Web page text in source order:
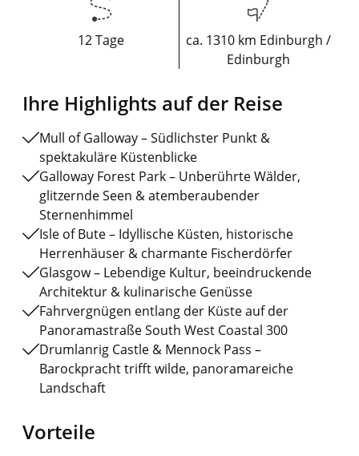
12 Tage
ca. 1310 km Edinburgh /
Edinburgh
Ihre Highlights auf der Reise
Mull of Galloway – Südlichster Punkt &
spektakuläre Küstenblicke
Galloway Forest Park – Unberührte Wälder,
glitzernde Seen & atemberaubender
Sternenhimmel
Isle of Bute – Idyllische Küsten, historische
Herrenhäuser & charmante Fischerdörfer
Glasgow – Lebendige Kultur, beeindruckende
Architektur & kulinarische Genüsse
Fahrvergnügen entlang der Küste auf der
Panoramastraße South West Coastal 300
Drumlanrig Castle & Mennock Pass –
Barockpracht trifft wilde, panoramareiche
Landschaft
Vorteile